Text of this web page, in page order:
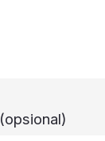
(opsional)